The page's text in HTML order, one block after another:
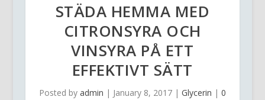
STÄDA HEMMA MED
CITRONSYRA OCH
VINSYRA PÅ ETT
EFFEKTIVT SÄTT
Posted by admin | January 8, 2017| Glycerin | 0